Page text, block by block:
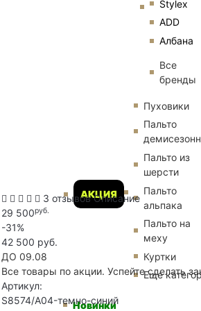
Stylex
ADD
Албана
Все
бренды
АКЦИЯ
Пуховики
Пальто
Пальто из
шерсти
Пальто
альпака
Пальто на
меху
Куртки
Еще
Новинки
3 отзывов Описание
29 500руб.
-31%
42 500 руб.
ДО 09.08
Все товары по акции. Успейте сделать
Артикул:
S8574/A04-темно-синий